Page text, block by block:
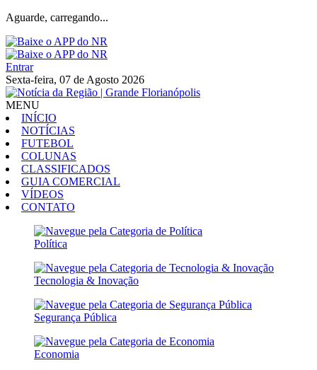
Aguarde, carregando...
Entrar
Sexta-feira, 07 de Agosto 2026
MENU
INÍCIO
NOTÍCIAS
FUTEBOL
COLUNAS
CLASSIFICADOS
GUIA COMERCIAL
VÍDEOS
CONTATO
Política
Tecnologia & Inovação
Segurança Pública
Economia